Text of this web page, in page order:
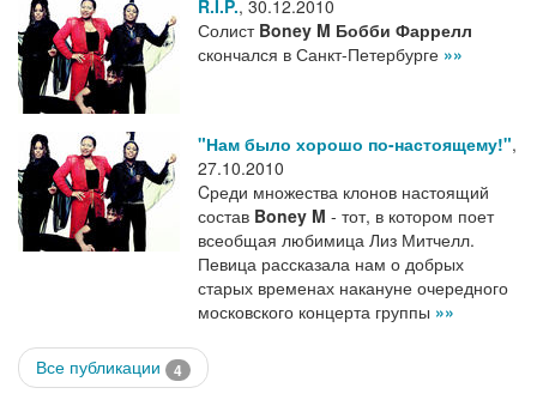
R.I.P., 30.12.2010
Солист Boney M Бобби Фаррелл
скончался в Санкт-Петербурге »»
"Нам было хорошо по-настоящему!",
27.10.2010
Cреди множества клонов настоящий
состав Boney M - тот, в котором поет
всеобщая любимица Лиз Митчелл.
Певица рассказала нам о добрых
старых временах накануне очередного
московского концерта группы »»
Все публикации 4